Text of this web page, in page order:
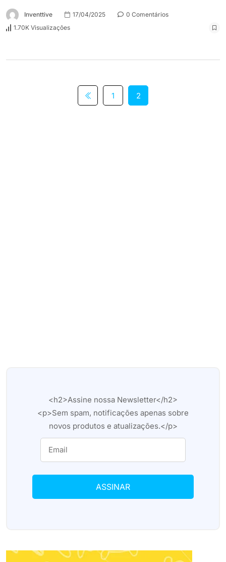
Inventtive 17/04/2025
0 Comentários
1.70K Visualizações
1 2
<h2>Assine nossa Newsletter</h2>
<p>Sem spam, notificações apenas sobre
novos produtos e atualizações.</p>
ASSINAR